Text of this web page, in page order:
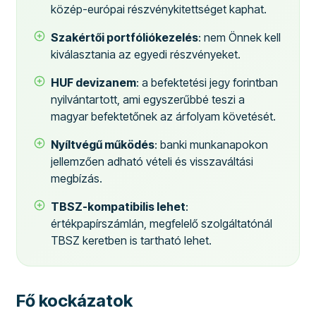
közép-európai részvénykitettséget kaphat.
Szakértői portfóliókezelés: nem Önnek kell
kiválasztania az egyedi részvényeket.
HUF devizanem: a befektetési jegy forintban
nyilvántartott, ami egyszerűbbé teszi a
magyar befektetőnek az árfolyam követését.
Nyíltvégű működés: banki munkanapokon
jellemzően adható vételi és visszaváltási
megbízás.
TBSZ-kompatibilis lehet:
értékpapírszámlán, megfelelő szolgáltatónál
TBSZ keretben is tartható lehet.
Fő kockázatok